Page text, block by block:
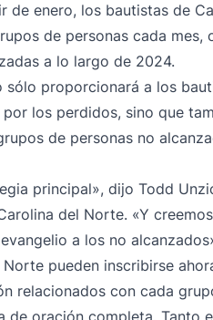
de enero, los bautistas de
de personas cada
a lo largo de 2024.
sólo proporcionará a los
los perdidos, sino que
de personas no
principal», dijo Todd
del Norte. «Y
a los no
pueden inscribirse
relacionados con cada
de oración completa. Tanto